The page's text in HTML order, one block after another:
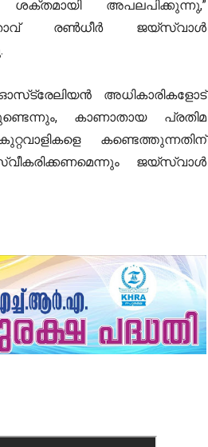
അപലപിക്കുന്നു,”
രൺധീർ ജയ്‌സ്വാൾ
അധികാരികളോട്
കാണാതായ പ്രതിമ
കണ്ടെത്തുന്നതിന്
ജയ്‌സ്വാൾ